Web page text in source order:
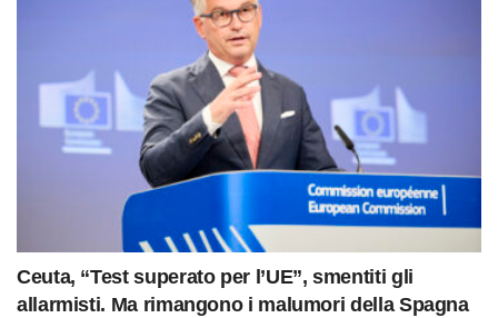
Ceuta, “Test superato per l’UE”, smentiti gli
allarmisti. Ma rimangono i malumori della Spagna